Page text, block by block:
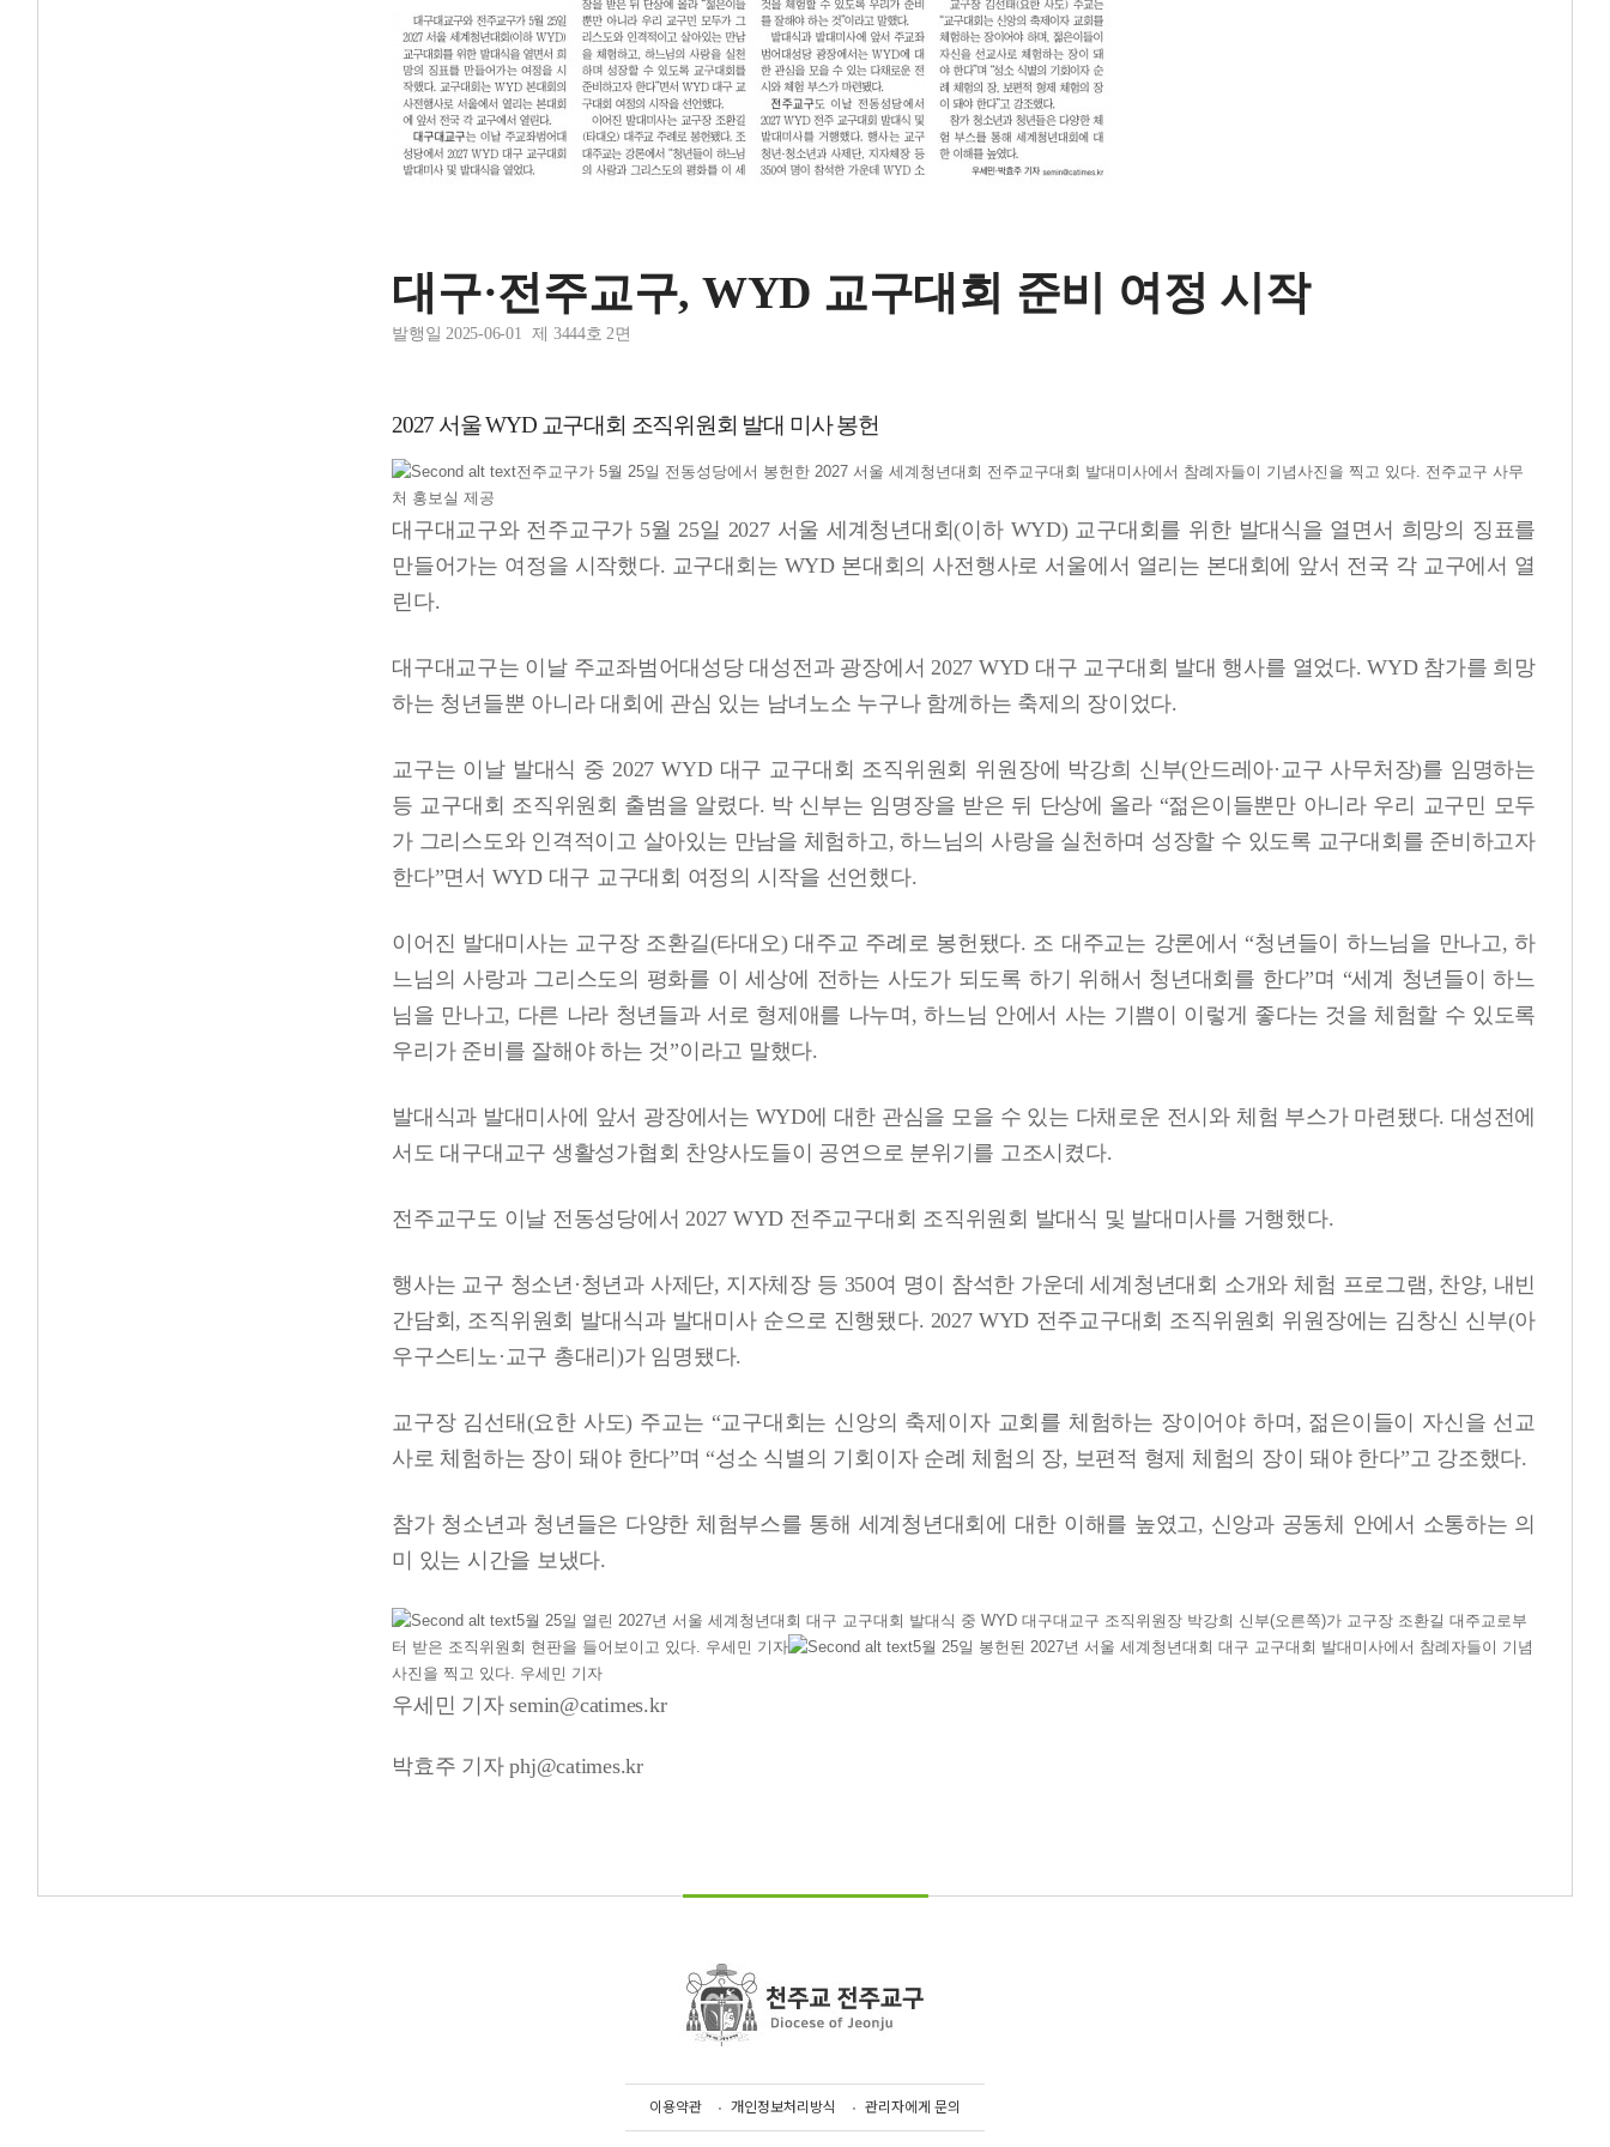
대구·전주교구, WYD 교구대회 준비 여정 시작
발행일 2025-06-01 제 3444호 2면
2027 서울 WYD 교구대회 조직위원회 발대 미사 봉헌
전주교구가 5월 25일 전동성당에서 봉헌한 2027 서울 세계청년대회 전주교구대회 발대미사에서 참례자들이 기념사진을 찍고 있다. 전주교구 사무
처 홍보실 제공
대구대교구와 전주교구가 5월 25일 2027 서울 세계청년대회(이하 WYD) 교구대회를 위한 발대식을 열면서 희망의 징표를
만들어가는 여정을 시작했다. 교구대회는 WYD 본대회의 사전행사로 서울에서 열리는 본대회에 앞서 전국 각 교구에서 열
린다.
대구대교구는 이날 주교좌범어대성당 대성전과 광장에서 2027 WYD 대구 교구대회 발대 행사를 열었다. WYD 참가를 희망
하는 청년들뿐 아니라 대회에 관심 있는 남녀노소 누구나 함께하는 축제의 장이었다.
교구는 이날 발대식 중 2027 WYD 대구 교구대회 조직위원회 위원장에 박강희 신부(안드레아·교구 사무처장)를 임명하는
등 교구대회 조직위원회 출범을 알렸다. 박 신부는 임명장을 받은 뒤 단상에 올라 “젊은이들뿐만 아니라 우리 교구민 모두
가 그리스도와 인격적이고 살아있는 만남을 체험하고, 하느님의 사랑을 실천하며 성장할 수 있도록 교구대회를 준비하고자
한다”면서 WYD 대구 교구대회 여정의 시작을 선언했다.
이어진 발대미사는 교구장 조환길(타대오) 대주교 주례로 봉헌됐다. 조 대주교는 강론에서 “청년들이 하느님을 만나고, 하
느님의 사랑과 그리스도의 평화를 이 세상에 전하는 사도가 되도록 하기 위해서 청년대회를 한다”며 “세계 청년들이 하느
님을 만나고, 다른 나라 청년들과 서로 형제애를 나누며, 하느님 안에서 사는 기쁨이 이렇게 좋다는 것을 체험할 수 있도록
우리가 준비를 잘해야 하는 것”이라고 말했다.
발대식과 발대미사에 앞서 광장에서는 WYD에 대한 관심을 모을 수 있는 다채로운 전시와 체험 부스가 마련됐다. 대성전에
서도 대구대교구 생활성가협회 찬양사도들이 공연으로 분위기를 고조시켰다.
전주교구도 이날 전동성당에서 2027 WYD 전주교구대회 조직위원회 발대식 및 발대미사를 거행했다.
행사는 교구 청소년·청년과 사제단, 지자체장 등 350여 명이 참석한 가운데 세계청년대회 소개와 체험 프로그램, 찬양, 내빈
간담회, 조직위원회 발대식과 발대미사 순으로 진행됐다. 2027 WYD 전주교구대회 조직위원회 위원장에는 김창신 신부(아
우구스티노·교구 총대리)가 임명됐다.
교구장 김선태(요한 사도) 주교는 “교구대회는 신앙의 축제이자 교회를 체험하는 장이어야 하며, 젊은이들이 자신을 선교
사로 체험하는 장이 돼야 한다”며 “성소 식별의 기회이자 순례 체험의 장, 보편적 형제 체험의 장이 돼야 한다”고 강조했다.
참가 청소년과 청년들은 다양한 체험부스를 통해 세계청년대회에 대한 이해를 높였고, 신앙과 공동체 안에서 소통하는 의
미 있는 시간을 보냈다.
5월 25일 열린 2027년 서울 세계청년대회 대구 교구대회 발대식 중 WYD 대구대교구 조직위원장 박강희 신부(오른쪽)가 교구장 조환길 대주교로부
터 받은 조직위원회 현판을 들어보이고 있다. 우세민 기자
5월 25일 봉헌된 2027년 서울 세계청년대회 대구 교구대회 발대미사에서 참례자들이 기념
사진을 찍고 있다. 우세민 기자
우세민 기자 semin@catimes.kr
박효주 기자 phj@catimes.kr
이용약관 개인정보처리방식 관리자에게 문의